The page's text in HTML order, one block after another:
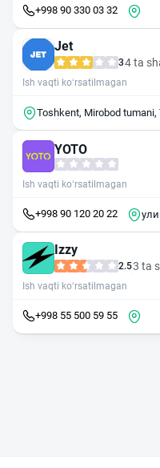
+998 90 330 03 32
Jet
34 ta
Ish vaqti ko‘rsatilmagan
Toshkent, Mirobod tumani,
YOTO
Ish vaqti ko‘rsatilmagan
+998 90 120 20 22
Izzy
2.53 ta
Ish vaqti ko‘rsatilmagan
+998 55 500 59 55